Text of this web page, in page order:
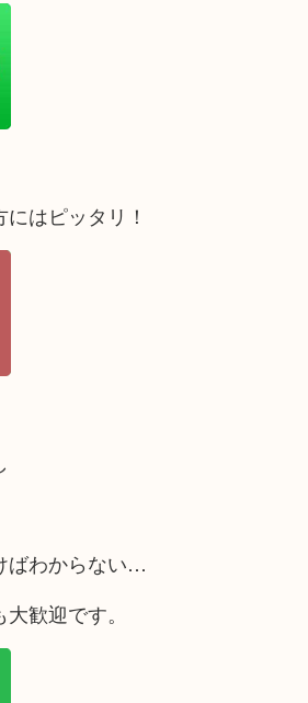
はピッタリ！
ばわからない…
歓迎です。